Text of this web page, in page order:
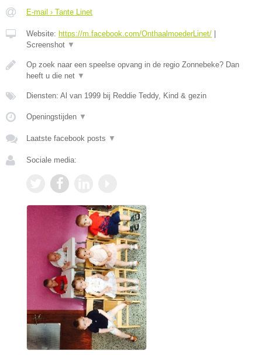
E-mail › Tante Linet
Website: https://m.facebook.com/OnthaalmoederLinet/
Screenshot ▼
Op zoek naar een speelse opvang in de regio Zonnebeke? Dan
heeft u die net ▼
Diensten: Al van 1999 bij Reddie Teddy, Kind & gezin
Openingstijden ▼
Laatste facebook posts ▼
Sociale media: